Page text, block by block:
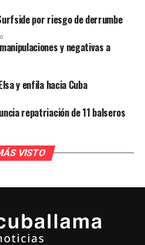
por riesgo de derrumbe
y negativas a
y enfila hacia Cuba
repatriación de 11 balseros
VISTO